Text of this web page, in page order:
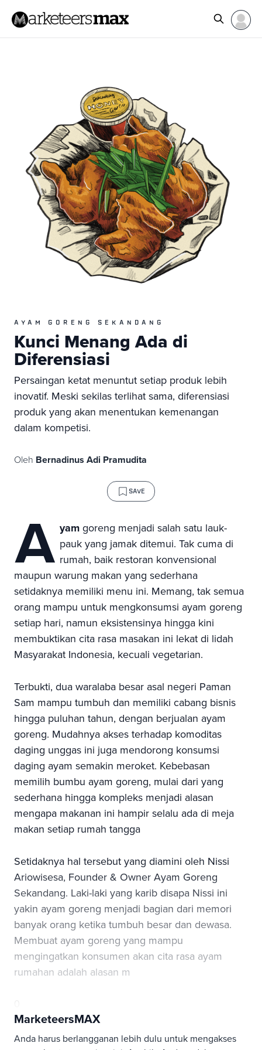
AYAM GORENG SEKANDANG
Kunci Menang Ada di
Diferensiasi
Persaingan ketat menuntut setiap produk lebih
inovatif. Meski sekilas terlihat sama, diferensiasi
produk yang akan menentukan kemenangan
dalam kompetisi.
Oleh Bernadinus Adi Pramudita
SAVE
A yamgoreng menjadi salah satu lauk-
pauk yang jamak ditemui. Tak cuma di
rumah, baik restoran konvensional
maupun warung makan yang sederhana
setidaknya memiliki menu ini. Memang, tak semua
orang mampu untuk mengkonsumsi ayam goreng
setiap hari, namun eksistensinya hingga kini
membuktikan cita rasa masakan ini lekat di lidah
Masyarakat Indonesia, kecuali vegetarian.
Terbukti, dua waralaba besar asal negeri Paman
Sam mampu tumbuh dan memiliki cabang bisnis
hingga puluhan tahun, dengan berjualan ayam
goreng. Mudahnya akses terhadap komoditas
daging unggas ini juga mendorong konsumsi
daging ayam semakin meroket. Kebebasan
memilih bumbu ayam goreng, mulai dari yang
sederhana hingga kompleks menjadi alasan
mengapa makanan ini hampir selalu ada di meja
makan setiap rumah tangga
Setidaknya hal tersebut yang diamini oleh Nissi
Ariowisesa, Founder & Owner Ayam Goreng
Sekandang. Laki-laki yang karib disapa Nissi ini
yakin ayam goreng menjadi bagian dari memori
banyak orang ketika tumbuh besar dan dewasa.
Membuat ayam goreng yang mampu
mengingatkan konsumen akan cita rasa ayam
rumahan adalah alasan m
MarketeersMAX
Anda harus berlangganan lebih dulu untuk mengakses